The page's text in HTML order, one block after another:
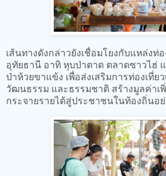
เส้นทางดังกล่าวยังเชื่อมโยงกับแหล่งท่
อุทัยธานี อาทิ หุบป่าตาด ตลาดซาวไฮ่
ป่าห้วยขาแข้ง เพื่อส่งเสริมการท่องเที่ย
วัฒนธรรม และธรรมชาติ สร้างมูลค่าเ
กระจายรายได้สู่ประชาชนในท้องถิ่นอ